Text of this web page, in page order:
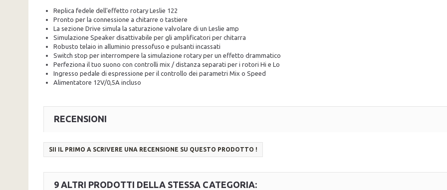
Replica fedele dell'effetto rotary Leslie 122
Pronto per la connessione a chitarre o tastiere
La sezione Drive simula la saturazione valvolare di un Leslie amp
Simulazione Speaker disattivabile per gli amplificatori per chitarra
Robusto telaio in alluminio pressofuso e pulsanti incassati
Switch stop per interrompere la simulazione rotary per un effetto drammatico
Perfeziona il tuo suono con controlli mix / distanza separati per i rotori Hi e Lo
Ingresso pedale di espressione per il controllo dei parametri Mix o Speed
Alimentatore 12V/0,5A incluso
RECENSIONI
SII IL PRIMO A SCRIVERE UNA RECENSIONE SU QUESTO PRODOTTO !
9 ALTRI PRODOTTI DELLA STESSA CATEGORIA: